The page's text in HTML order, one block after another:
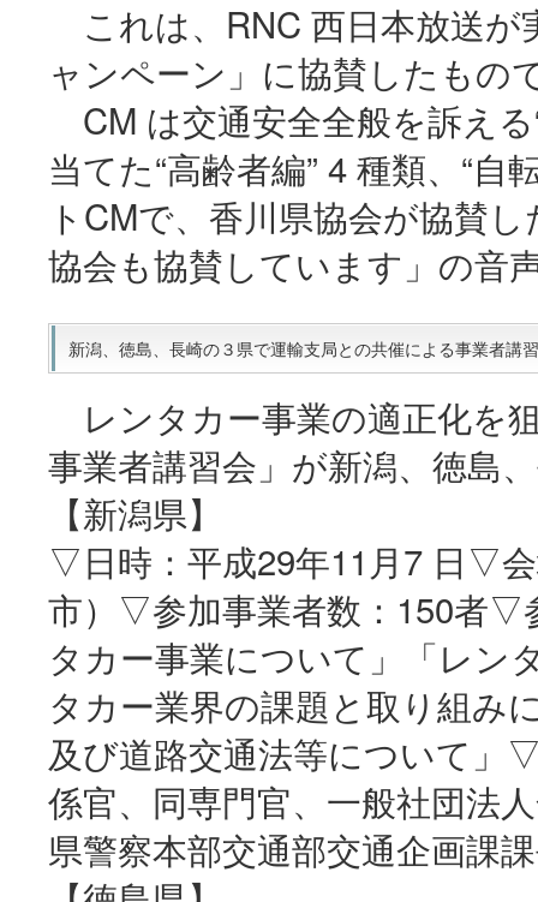
これは、RNC 西日本放送が
ャンペーン」に協賛したもの
CM は交通安全全般を訴え
当てた“高齢者編” 4 種類、“
トCMで、香川県協会が協賛
協会も協賛しています」の音
新潟、徳島、長崎の３県で運輸支局との共催による事業者講
レンタカー事業の適正化を
事業者講習会」が新潟、徳島
【新潟県】
▽日時：平成29年11月7 日▽
市）▽参加事業者数：150者▽
タカー事業について」「レン
タカー業界の課題と取り組み
及び道路交通法等について」
係官、同専門官、一般社団法
県警察本部交通部交通企画課